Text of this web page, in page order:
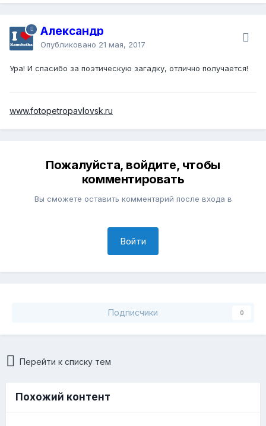
Александр
Опубликовано 21 мая, 2017
Ура! И спасибо за поэтическую загадку, отлично получается!
www.fotopetropavlovsk.ru
Пожалуйста, войдите, чтобы
комментировать
Вы сможете оставить комментарий после входа в
Войти
Подписчики 0
Перейти к списку тем
Похожий контент